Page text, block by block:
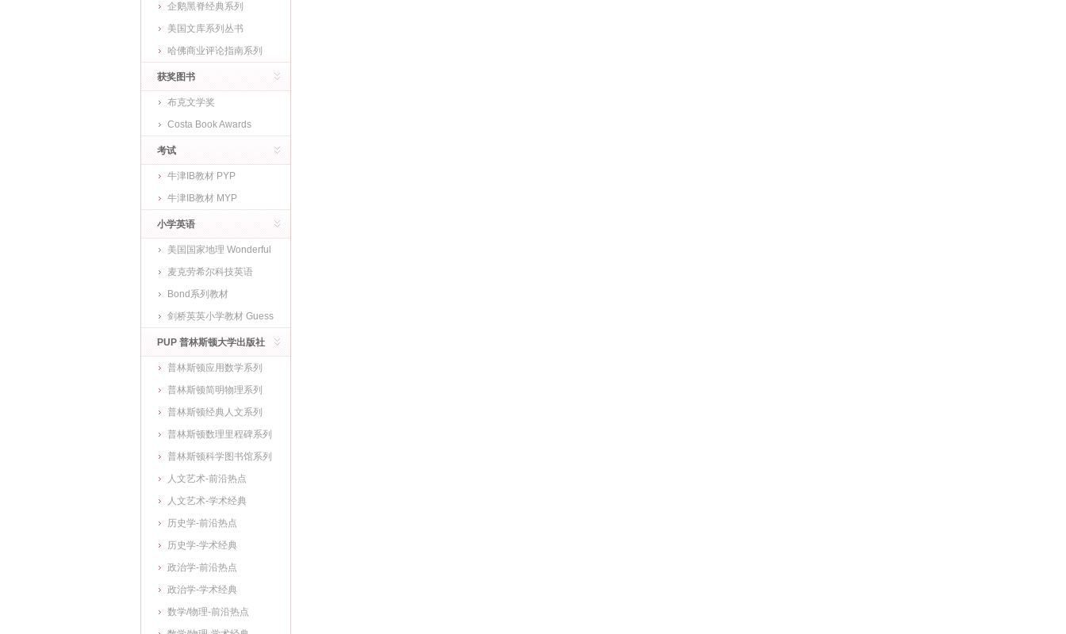
企鹅黑脊经典系列
美国文库系列丛书
哈佛商业评论指南系列
获奖图书
布克文学奖
Costa Book Awards
考试
牛津IB教材 PYP
牛津IB教材 MYP
小学英语
美国国家地理 Wonderful
World
麦克劳希尔科技英语
Bond系列教材
剑桥英英小学教材 Guess
What
PUP 普林斯顿大学出版社
普林斯顿应用数学系列
普林斯顿简明物理系列
普林斯顿经典人文系列
普林斯顿数理里程碑系列
普林斯顿科学图书馆系列
人文艺术-前沿热点
人文艺术-学术经典
历史学-前沿热点
历史学-学术经典
政治学-前沿热点
政治学-学术经典
数学/物理-前沿热点